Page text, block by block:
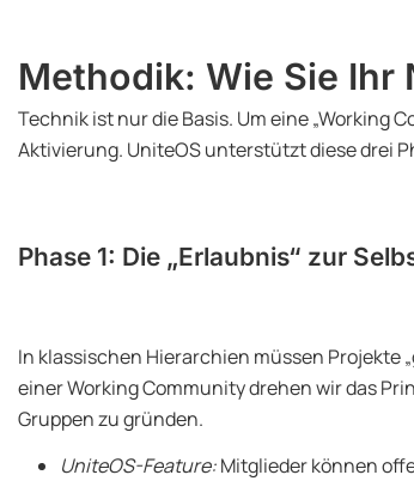
Methodik: Wie Sie Ihr
Technik ist nur die Basis. Um eine „Working
Aktivierung. UniteOS unterstützt diese drei
Phase 1: Die „Erlaubnis“ zur
In klassischen Hierarchien müssen Projekte
einer Working Community drehen wir das
Gruppen zu gründen.
UniteOS-Feature:Mitglieder können